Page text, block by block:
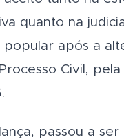
quanto na
popular após a
Civil, pela
passou a ser